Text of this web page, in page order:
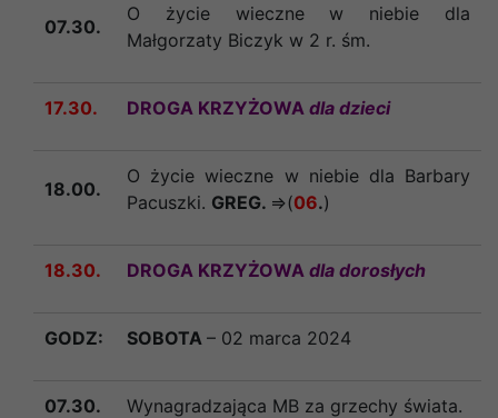
07.30.
O życie wieczne w niebie dla
Małgorzaty Biczyk w 2 r. śm.
17.30. DROGA KRZYŻOWA dla dzieci
18.00.
O życie wieczne w niebie dla Barbary
Pacuszki. GREG. =>(06.)
18.30. DROGA KRZYŻOWA dla dorosłych
GODZ: SOBOTA – 02 marca 2024
07.30. Wynagradzająca MB za grzechy świata.